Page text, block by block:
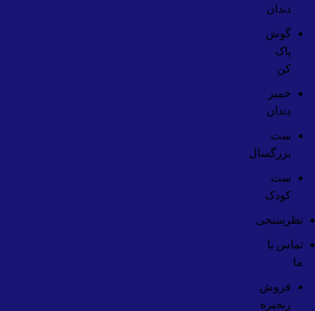
دندان
گوش
پاک
کن
خمیر
دندان
ست
بزرگسال
ست
کودک
نظرسنجی
تماس با
ما
فروش
زنجیره